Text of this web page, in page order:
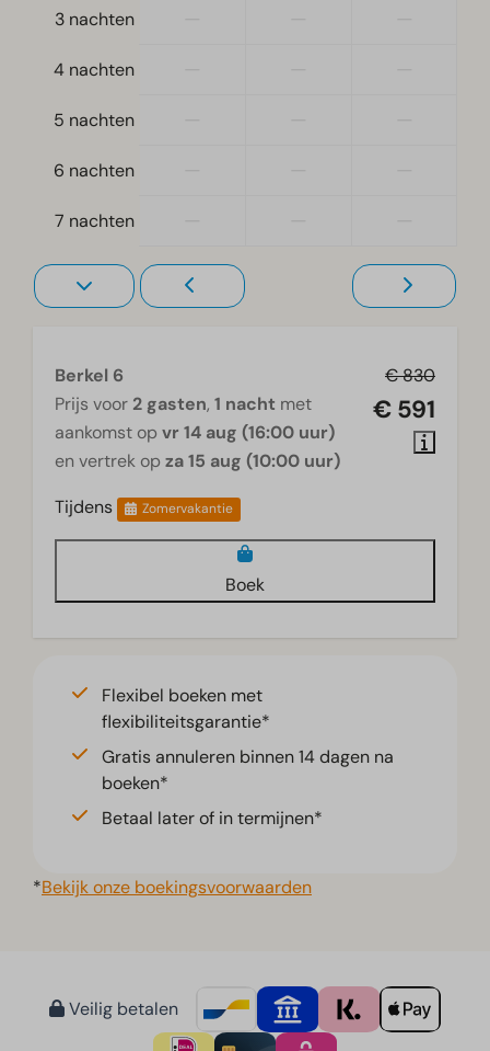
Slaapkamer
Eenpersoonsdekbedden en kussens
Gelijkvloers
Woonkamer
3 nachten
4 nachten
5 nachten
6 nachten
7 nachten
€ 830
€ 591
Berkel 6
Prijs voor 2 gasten, 1 nacht met
aankomst op vr 14 aug (16:00 uur)
en vertrek op za 15 aug (10:00 uur)
Tijdens
Zomervakantie
Boek
Flexibel boeken met
flexibiliteitsgarantie*
Gratis annuleren binnen 14 dagen na
boeken*
Betaal later of in termijnen*
*Bekijk onze boekingsvoorwaarden
Veilig betalen